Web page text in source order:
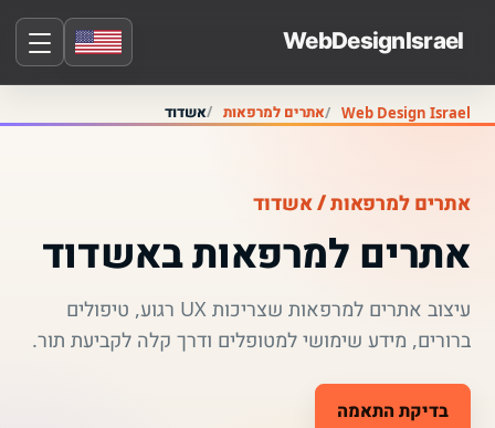
Web Design Israel אתרים למרפאות אשדוד
אתרים למרפאות / אשדוד
אתרים למרפאות באשדוד
עיצוב אתרים למרפאות שצריכות UX רגוע, טיפולים
ברורים, מידע שימושי למטופלים ודרך קלה לקביעת תור.
בדיקת התאמה